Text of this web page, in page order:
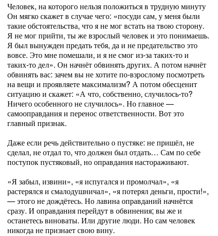
Человек, на которого нельзя положиться в трудную минуту
Он мягко скажет в случае чего: «посуди сам, у меня были
такие обстоятельства, что я не мог встать на твою сторону.
Я не мог прийти, ты же взрослый человек и это понимаешь.
Я был вынужден предать тебя, да и не предательство это
вовсе. Это мне помешали, и я не смог из-за таких-то и
таких-то дел». Он начнёт обвинять других. А потом начнёт
обвинять вас: зачем вы не хотите по-взрослому посмотреть
на вещи и проявляете максимализм? А потом обесценит
ситуацию и скажет: «А что, собственно, случилось-то?
Ничего особенного не случилось». Но главное —
самооправдания и перенос ответственности. Вот это
главный признак.
Даже если речь действительно о пустяке: не пришёл, не
сделал, не отдал то, что должен был отдать… Сам по себе
поступок пустяковый, но оправдания настораживают.
«Я забыл, извини», «я испугался и промолчал», «я
растерялся и смалодушничал», «я потерял деньги, прости!»,
— этого не дождётесь. Но лавина оправданий начнётся
сразу. И оправдания перейдут в обвинения; вы же и
останетесь виноваты. Или другие люди. Но сам человек
никогда не признает свою вину.